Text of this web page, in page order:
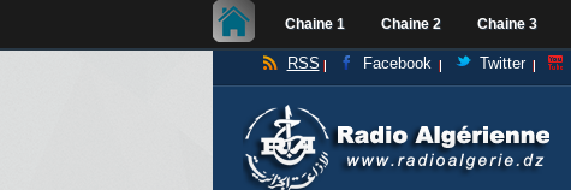
Chaine 1 Chaine 2 Chaine 3
RSS Facebook Twitter